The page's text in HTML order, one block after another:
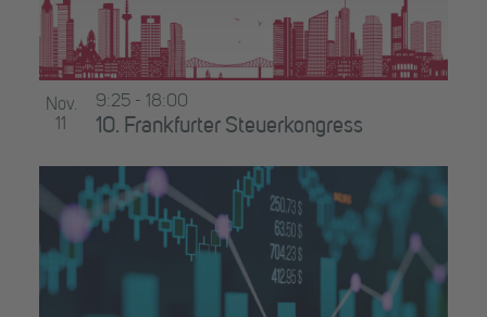
Nov.
11
10. Frankfurter Steuerkongress
9:25 - 18:00